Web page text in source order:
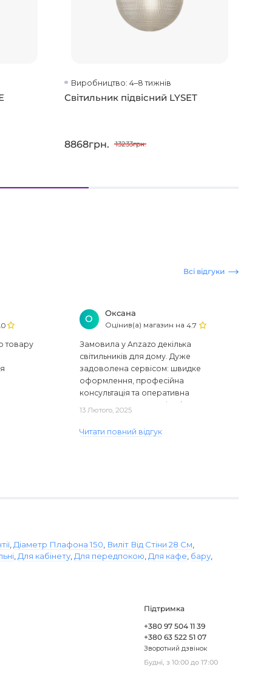
Виробництво: 4–8 тижнів
Світильник підвісний LYSET
8868грн. 13233грн.
Всі відгуки
товару
О
Оксана
Оцінив(а) магазин на4.7
Замовила у Anzazo декілька
світильників для дому. Дуже
задоволена сервісом: швидке
оформлення, професійна
консультація та оперативна
доставка. Один з плафонів, на жаль,
13 Лютого, 2025
Читати повний відгук
,Діаметр Плафона 150, Виліт Від Стіни 28 См,
,Для кабінету,Для передпокою,Для кафе, бару,
Підтримка
+380 97 504 11 39
+380 63 522 51 07
Зворотний дзвінок
Будні, з 10:00 до 17:00